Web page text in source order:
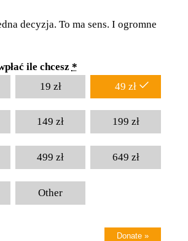
decyzja. To ma sens. I ogromne
ile chcesz *
19 zł 49zł
149 zł 199 zł
499 zł 649 zł
Other
Donate»